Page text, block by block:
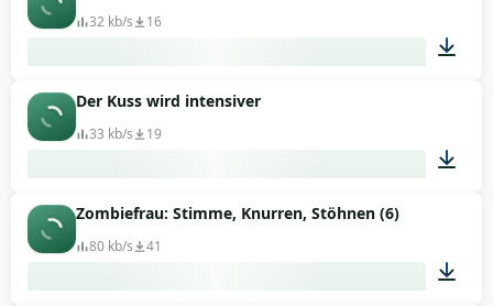
32 kb/s 16
Der Kuss wird intensiver
33 kb/s 19
Zombiefrau: Stimme, Knurren, Stöhnen (6)
80 kb/s 41